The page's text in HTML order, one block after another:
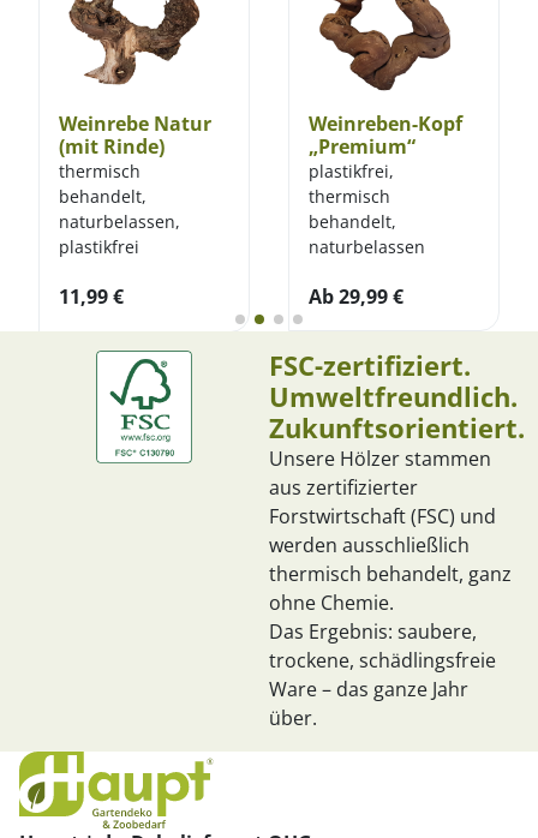
Weinrebe Natur
(mit Rinde)
thermisch
behandelt,
naturbelassen,
plastikfrei
11,99€
Weinreben-Kopf
„Premium“
plastikfrei,
thermisch
behandelt,
naturbelassen
Ab29,99€
FSC-zertifiziert.
Umweltfreundlich.
Zukunftsorientiert.
Unsere Hölzer stammen
aus zertifizierter
Forstwirtschaft (FSC) und
werden ausschließlich
thermisch behandelt, ganz
ohne Chemie.
Das Ergebnis: saubere,
trockene, schädlingsfreie
Ware – das ganze Jahr
über.